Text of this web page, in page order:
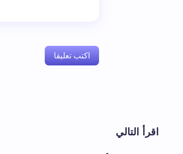
اكتب تعليقا
اقرأ التالي